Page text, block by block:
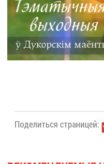
По­де­лить­ся стра­ни­цей: